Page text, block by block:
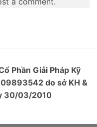
Phần Giải Pháp Kỹ
do sở KH &
30/03/2010